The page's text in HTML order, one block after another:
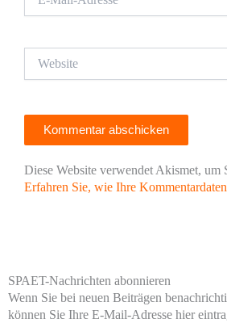
Mail-
Diese Website verwendet Akismet, um
Erfahren Sie, wie Ihre
SPAET-Nachrichten abonnieren
Wenn Sie bei neuen Beiträgen
können Sie Ihre E-Mail-Adresse hier